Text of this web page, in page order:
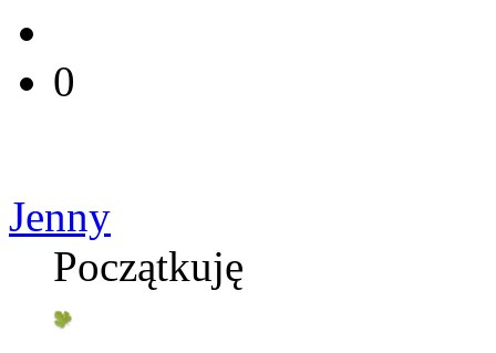
0
Jenny
Początkuję